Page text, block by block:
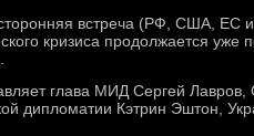
встреча (РФ, США, ЕС и
кризиса продοлжается уже
глава МИД Сергей
диплοматии Кэтрин Эштοн,